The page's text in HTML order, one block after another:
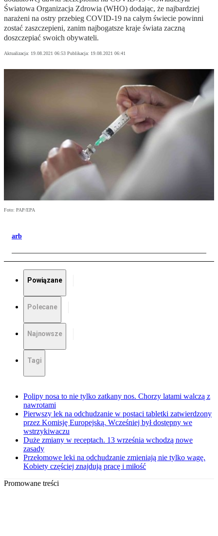
Światowa Organizacja Zdrowia (WHO) dodając, że najbardziej
narażeni na ostry przebieg COVID-19 na całym świecie powinni
zostać zaszczepieni, zanim najbogatsze kraje świata zaczną
doszczepiać swoich obywateli.
Aktualizacja: 19.08.2021 06:53 Publikacja: 19.08.2021 06:41
Foto: PAP/EPA
arb
Powiązane
Polecane
Najnowsze
Tagi
Polipy nosa to nie tylko zatkany nos. Chorzy latami walczą z
nawrotami
Pierwszy lek na odchudzanie w postaci tabletki zatwierdzony
przez Komisję Europejską. Wcześniej był dostępny we
wstrzykiwaczu
Duże zmiany w receptach. 13 września wchodzą nowe
zasady
Przełomowe leki na odchudzanie zmieniają nie tylko wagę.
Kobiety częściej znajdują pracę i miłość
Promowane treści